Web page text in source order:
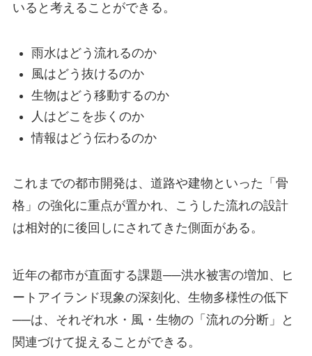
いると考えることができる。
雨水はどう流れるのか
風はどう抜けるのか
生物はどう移動するのか
人はどこを歩くのか
情報はどう伝わるのか
これまでの都市開発は、道路や建物といった「骨
格」の強化に重点が置かれ、こうした流れの設計
は相対的に後回しにされてきた側面がある。
近年の都市が直面する課題──洪水被害の増加、ヒ
ートアイランド現象の深刻化、生物多様性の低下
──は、それぞれ水・風・生物の「流れの分断」と
関連づけて捉えることができる。